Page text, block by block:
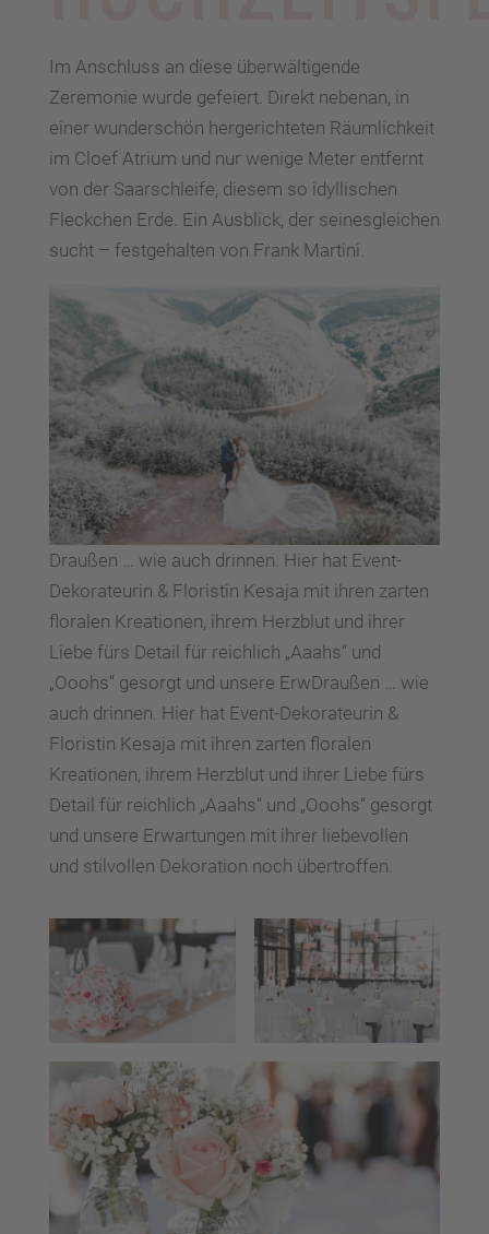
Im Anschluss an diese überwältigende
Zeremonie wurde gefeiert. Direkt nebenan, in
einer wunderschön hergerichteten Räumlichkeit
im Cloef Atrium und nur wenige Meter entfernt
von der Saarschleife, diesem so idyllischen
Fleckchen Erde. Ein Ausblick, der seinesgleichen
sucht ­– festgehalten von Frank Martini.
Draußen … wie auch drinnen. Hier hat Event-
Dekorateurin & Floristin Kesaja mit ihren zarten
floralen Kreationen, ihrem Herzblut und ihrer
Liebe fürs Detail für reichlich „Aaahs“ und
„Ooohs“ gesorgt und unsere ErwDraußen … wie
auch drinnen. Hier hat Event-Dekorateurin &
Floristin Kesaja mit ihren zarten floralen
Kreationen, ihrem Herzblut und ihrer Liebe fürs
Detail für reichlich „Aaahs“ und „Ooohs“ gesorgt
und unsere Erwartungen mit ihrer liebevollen
und stilvollen Dekoration noch übertroffen.